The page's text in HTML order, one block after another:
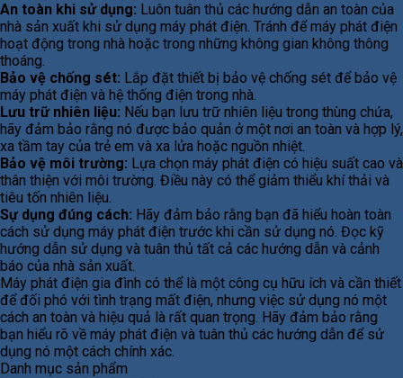
An toàn khi sử dụng: Luôn tuân thủ các hướng dẫn an toàn của
nhà sản xuất khi sử dụng máy phát điện. Tránh để máy phát điện
hoạt động trong nhà hoặc trong những không gian không thông
thoáng.
Bảo vệ chống sét: Lắp đặt thiết bị bảo vệ chống sét để bảo vệ
máy phát điện và hệ thống điện trong nhà.
Lưu trữ nhiên liệu: Nếu bạn lưu trữ nhiên liệu trong thùng chứa,
hãy đảm bảo rằng nó được bảo quản ở một nơi an toàn và hợp lý,
xa tầm tay của trẻ em và xa lửa hoặc nguồn nhiệt.
Bảo vệ môi trường: Lựa chọn máy phát điện có hiệu suất cao và
thân thiện với môi trường. Điều này có thể giảm thiểu khí thải và
tiêu tốn nhiên liệu.
Sự dụng đúng cách: Hãy đảm bảo rằng bạn đã hiểu hoàn toàn
cách sử dụng máy phát điện trước khi cần sử dụng nó. Đọc kỹ
hướng dẫn sử dụng và tuân thủ tất cả các hướng dẫn và cảnh
báo của nhà sản xuất.
Máy phát điện gia đình có thể là một công cụ hữu ích và cần thiết
để đối phó với tình trạng mất điện, nhưng việc sử dụng nó một
cách an toàn và hiệu quả là rất quan trọng. Hãy đảm bảo rằng
bạn hiểu rõ về máy phát điện và tuân thủ các hướng dẫn để sử
dụng nó một cách chính xác.
Danh mục sản phẩm